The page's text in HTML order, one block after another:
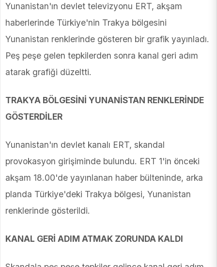
Yunanistan'ın devlet televizyonu ERT, akşam
haberlerinde Türkiye'nin Trakya bölgesini
Yunanistan renklerinde gösteren bir grafik yayınladı.
Peş peşe gelen tepkilerden sonra kanal geri adım
atarak grafiği düzeltti.
TRAKYA BÖLGESİNİ YUNANİSTAN RENKLERİNDE
GÖSTERDİLER
Yunanistan'ın devlet kanalı ERT, skandal
provokasyon girişiminde bulundu. ERT 1'in önceki
akşam 18.00'de yayınlanan haber bülteninde, arka
planda Türkiye'deki Trakya bölgesi, Yunanistan
renklerinde gösterildi.
KANAL GERİ ADIM ATMAK ZORUNDA KALDI